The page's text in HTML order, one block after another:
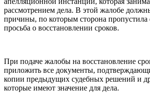
рассмотрением дела. В этой жалобе
причины, по которым сторона пропустила
просьба о восстановлении сроков.
При подаче жалобы на восстановление
приложить все документы,
копии предыдущих судебных решений и
которые имеют значение для дела.